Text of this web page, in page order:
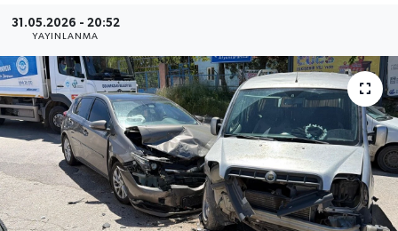
31.05.2026 - 20:52
YAYINLANMA
Haber Arşivi